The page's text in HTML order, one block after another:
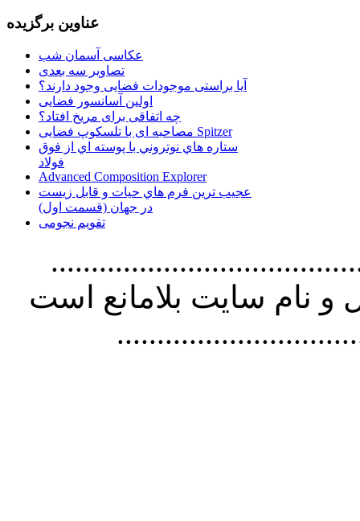
عناوین برگزیده
عکاسی آسمان شب
تصاویر سه بعدی
آیا براستی موجودات فضایی وجود دارند؟
اولین آسانسور فضایی
چه اتفاقی برای مریخ افتاد؟
مصاحبه ای با تلسکوپ فضایی Spitzer
ستاره هاي نوتروني با پوسته اي از فوق
فولاد
Advanced Composition Explorer
عجیب ترین فرم هاي حيات و قابل زيست
در جهان (قسمت اول)
تقویم نجومی
استفاده از
نام سايت بلامانع است